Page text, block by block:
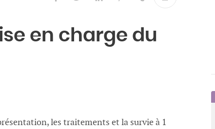
en charge du
les traitements et la survie à 1